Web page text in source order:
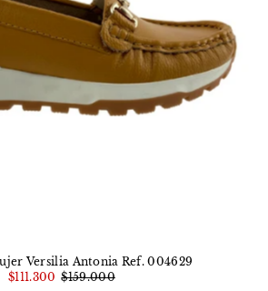
reciente
Versilia Antonia Ref. 004629
$111.300 $159.000